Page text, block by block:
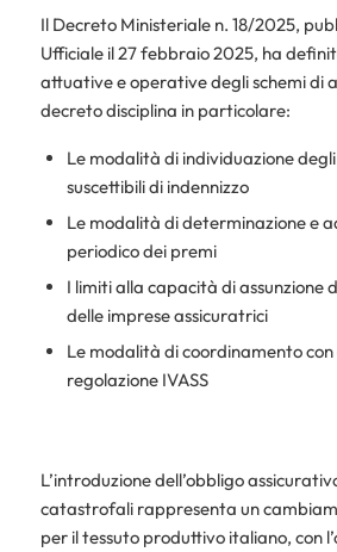
Il Decreto Ministeriale n. 18/2025,
Ufficiale il 27 febbraio 2025, ha
attuative e operative degli schemi di
decreto disciplina in particolare:
Le modalità di individuazione
suscettibili di indennizzo
Le modalità di determinazione e
periodico dei premi
I limiti alla capacità di assunzione
delle imprese assicuratrici
Le modalità di coordinamento
regolazione IVASS
L’introduzione dell’obbligo
catastrofali rappresenta un
per il tessuto produttivo italiano, con